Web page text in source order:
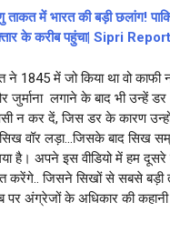
ताकत में भारत की बड़ी छलांग!
के करीब पहुंचा| Sipri
1845 में जो किया था वो काफी
जुर्माना लगाने के बाद भी उन्हें डर
न कर दें, जिस डर के कारण
वॉर लड़ा…जिसके बाद सिख
है। अपने इस वीडियो में हम दूसरे
करेंगे.. जिसने सिखों से सबसे बड़ी
पर अंग्रेजों के अधिकार की कहानी